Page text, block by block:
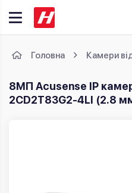
Головна Камери
8МП Acusense IP
2CD2T83G2-4LI (2.8